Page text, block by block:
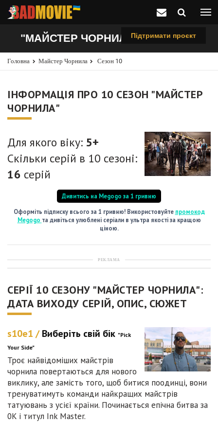
Підтримати проєкт
"МАЙСТЕР ЧОРНИЛА", 10 СЕЗОН
Головна Майстер Чорнила Сезон 10
ІНФОРМАЦІЯ ПРО 10 СЕЗОН "МАЙСТЕР
ЧОРНИЛА"
Для якого віку: 5+
Скільки серій в 10 сезоні:
16 серій
Дивитись на Megogo за 1 гривню
Оформіть підписку всього за 1 гривню! Використовуйте промокод
Megogo та дивіться улюблені серіали в ультра якості за кращою
ціною.
РЕКЛАМА
СЕРІЇ 10 СЕЗОНУ "МАЙСТЕР ЧОРНИЛА":
ДАТА ВИХОДУ СЕРІЙ, ОПИС, СЮЖЕТ
s10e1 /Виберіть свій бік "Pick
Your Side"
Троє найвідоміших майстрів
чорнила повертаються для нового
виклику, але замість того, щоб битися поодинці, вони
тренуватимуть команди найкращих майстрів
татуювань з усієї країни. Починається епічна битва за
0K і титул Ink Master.